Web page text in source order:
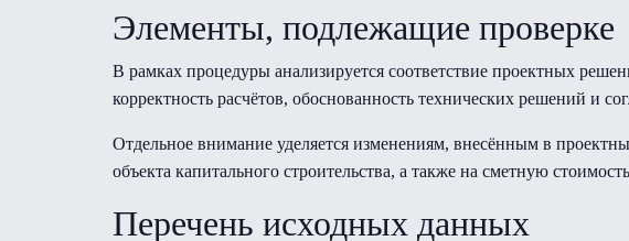
Элементы, подлежащие проверке
В рамках процедуры анализируется соответствие проектных
корректность расчётов, обоснованность технических решений и
Отдельное внимание уделяется изменениям, внесённым в
объекта капитального строительства, а также на сметную
Перечень исходных данных